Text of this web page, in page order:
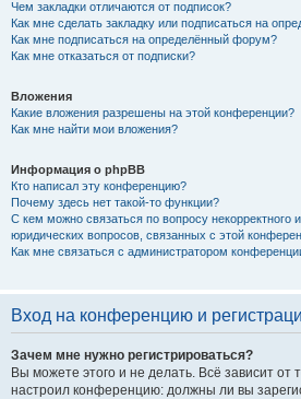
Чем закладки отличаются от подписок?
Как мне сделать закладку или подписаться на
Как мне подписаться на определённый форум?
Как мне отказаться от подписки?
Вложения
Какие вложения разрешены на этой конференции?
Как мне найти мои вложения?
Информация о phpBB
Кто написал эту конференцию?
Почему здесь нет такой-то функции?
С кем можно связаться по вопросу некорректного
юридических вопросов, связанных с этой
Как мне связаться с администратором
Вход на конференцию и
Зачем мне нужно регистрироваться?
Вы можете этого и не делать. Всё зависит от
настроил конференцию: должны ли вы